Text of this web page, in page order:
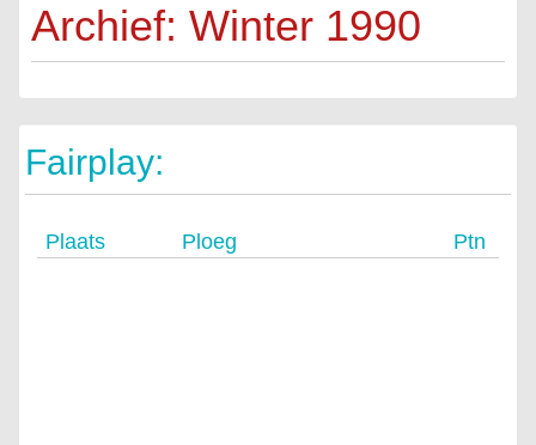
Archief: Winter 1990
Fairplay:
Plaats Ploeg Ptn